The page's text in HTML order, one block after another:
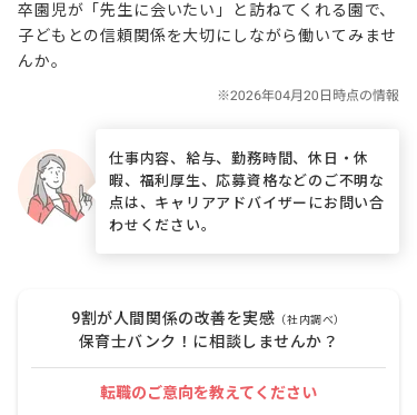
卒園児が「先生に会いたい」と訪ねてくれる園で、
子どもとの信頼関係を大切にしながら働いてみませ
んか。
仕事内容、給与、勤務時間、休日・休
暇、福利厚生、応募資格などのご不明な
点は、キャリアアドバイザーにお問い合
わせください。
9割が人間関係の改善を実感 （社内調べ）
保育士バンク！に相談しませんか？
転職のご意向を教えてください